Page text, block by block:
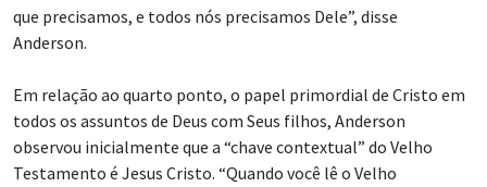
que precisamos, e todos nós precisamos Dele”, disse
Anderson.
Em relação ao quarto ponto, o papel primordial de Cristo em
todos os assuntos de Deus com Seus filhos, Anderson
observou inicialmente que a “chave contextual” do Velho
Testamento é Jesus Cristo. “Quando você lê o Velho